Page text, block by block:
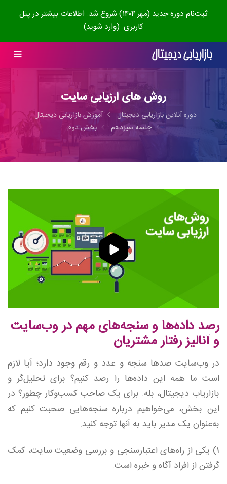
ثبت‌نام دوره جدید (مهر ۱۴۰۴) شروع شد. اطلاعات بیشتر در پنل
کاربری. (وارد شوید)
روش های ارزیابی سایت
دوره آنلاین بازاریابی دیجیتال
آموزش بازاریابی دیجیتال
جلسه سیزدهم
بخش دوم
رصد داده‌ها و سنجه‌های مهم در وب‌سایت
و آنالیز رفتار مشتریان
در وب‌سایت‌ صدها سنجه و عدد و رقم وجود دارد؛ آیا لازم
است ما همه این داده‌ها را رصد کنیم؟ برای‌ تحلیل‌گر و
بازاریاب دیجیتال، بله. برای‌ یک صاحب کسب‌و‌کار چطور؟ در
این بخش، می‌خواهیم درباره سنجه‌هایی صحبت کنیم که
به‌عنوان یک مدیر باید به آنها توجه کنید.
1) یکی از راه‌های اعتبارسنجی و بررسی وضعیت سایت، کمک
گرفتن از افراد آگاه و خبره است.